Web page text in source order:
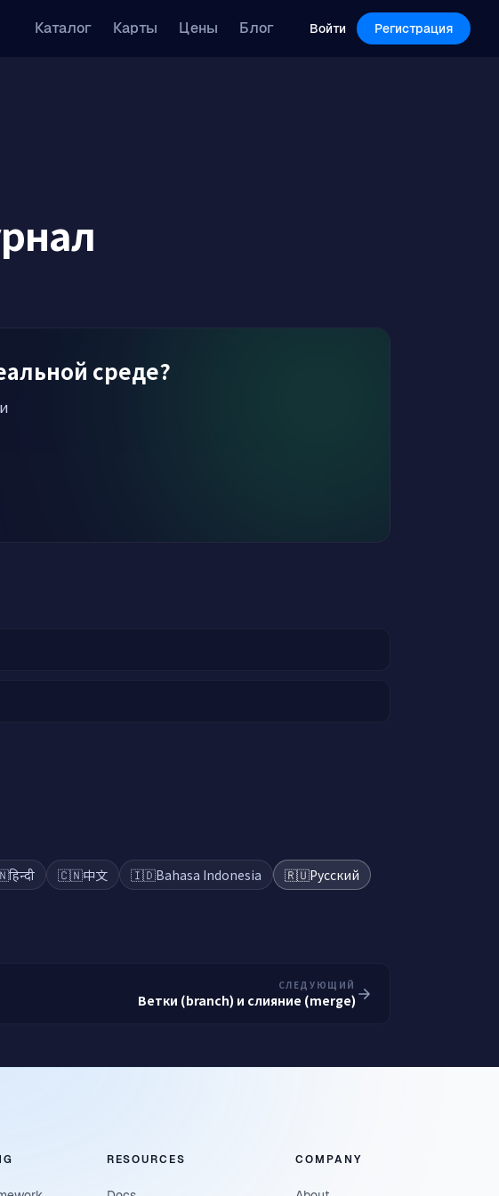
Features Pricing Log in Sign Up
Каталог Карты Цены Блог Войти Регистрация
среде?
हिन्दी 🇨🇳中文 🇮🇩Bahasa Indonesia 🇷🇺Русский
СЛЕДУЮЩИЙ
Ветки (branch) и слияние (merge)
RESOURCES COMPANY